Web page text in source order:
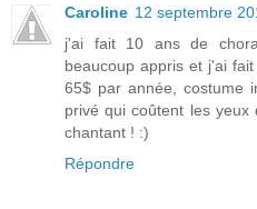
Caroline 12 septembre
j'ai fait 10 ans de
beaucoup appris et j'ai
65$ par année, costume
privé qui coûtent les
chantant ! :)
Répondre